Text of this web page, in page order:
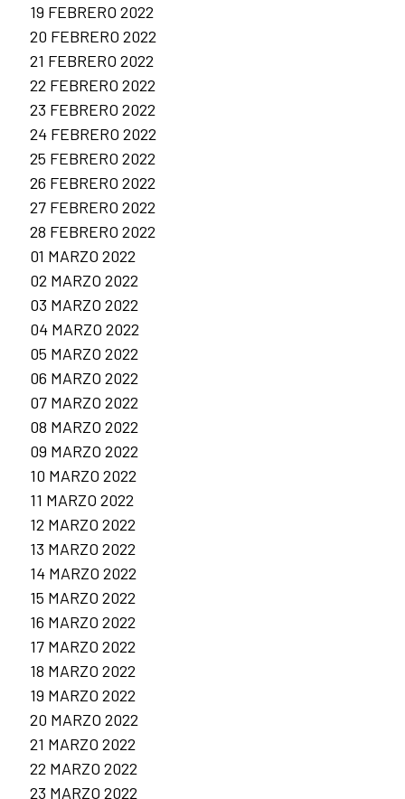
19 FEBRERO 2022
20 FEBRERO 2022
21 FEBRERO 2022
22 FEBRERO 2022
23 FEBRERO 2022
24 FEBRERO 2022
25 FEBRERO 2022
26 FEBRERO 2022
27 FEBRERO 2022
28 FEBRERO 2022
01 MARZO 2022
02 MARZO 2022
03 MARZO 2022
04 MARZO 2022
05 MARZO 2022
06 MARZO 2022
07 MARZO 2022
08 MARZO 2022
09 MARZO 2022
10 MARZO 2022
11 MARZO 2022
12 MARZO 2022
13 MARZO 2022
14 MARZO 2022
15 MARZO 2022
16 MARZO 2022
17 MARZO 2022
18 MARZO 2022
19 MARZO 2022
20 MARZO 2022
21 MARZO 2022
22 MARZO 2022
23 MARZO 2022